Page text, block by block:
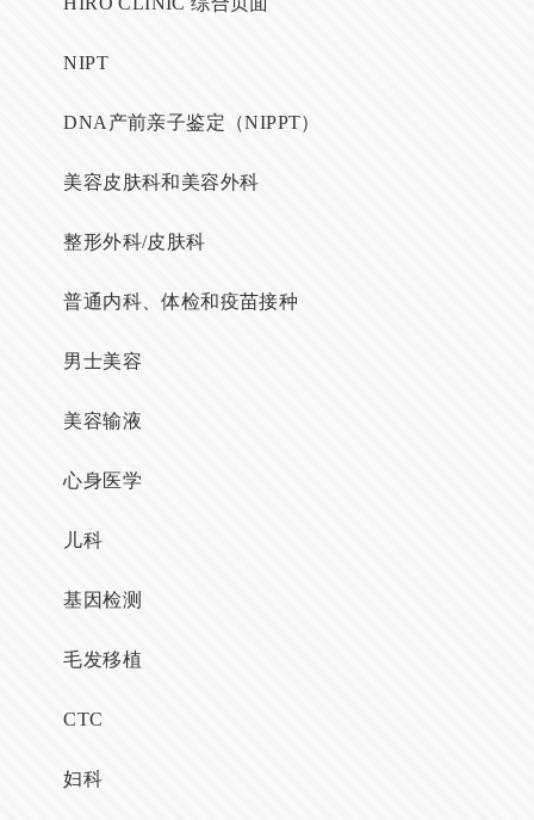
NIPT
DNA产前亲子鉴定（NIPPT）
美容皮肤科和美容外科
整形外科/皮肤科
普通内科、体检和疫苗接种
男士美容
美容输液
心身医学
儿科
基因检测
毛发移植
CTC
妇科